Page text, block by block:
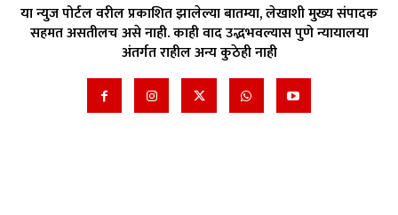
या न्युज पोर्टल वरील प्रकाशित झालेल्या बातम्या, लेखाशी मुख्य संपादक
सहमत असतीलच असे नाही. काही वाद उद्भभवल्यास पुणे न्यायालया
अंतर्गत राहील अन्य कुठेही नाही